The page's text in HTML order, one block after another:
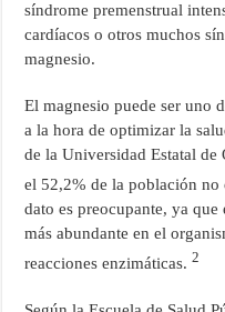
síndrome premenstrual
cardíacos o otros muchos
magnesio.
El magnesio puede ser uno
a la hora de optimizar la
de la Universidad Estatal de
el 52,2% de la población no
dato es preocupante, ya
más abundante en el
reacciones enzimáticas.2